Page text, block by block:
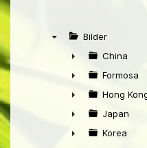
Bilder
►
China
►
Formosa
►
Hong
►
Japan
Korea